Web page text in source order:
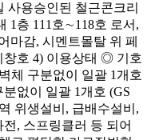
사용승인된 철근콘크리
1층 111호∼118호 로서,
마감, 시멘트몰탈 위 페
창호 4) 이용상태 ◎ 기호
체 구분없이 일괄 1개호
없이 일괄 1개호 (GS
위생설비, 급배수설비,
, 스프링클러 등 되어